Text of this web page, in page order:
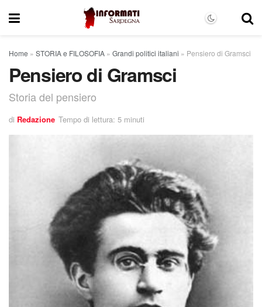
Home » STORIA e FILOSOFIA » Grandi politici italiani » Pensiero di Gramsci
Pensiero di Gramsci
Storia del pensiero
di Redazione Tempo di lettura: 5 minuti